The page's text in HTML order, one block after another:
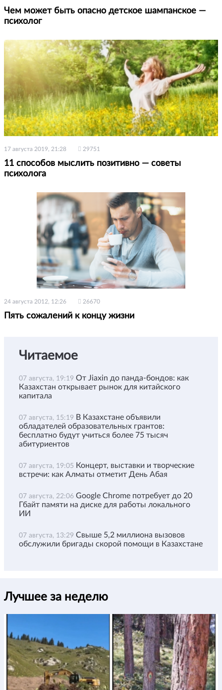
Чем может быть опасно детское шампанское —
психолог
17 августа 2019, 21:28 29751
11 способов мыслить позитивно — советы
психолога
24 августа 2012, 12:26 26670
Пять сожалений к концу жизни
Читаемое
07 августа, 19:19 От Jiaxin до панда-бондов: как
Казахстан открывает рынок для китайского
капитала
07 августа, 15:19 В Казахстане объявили
обладателей образовательных грантов:
бесплатно будут учиться более 75 тысяч
абитуриентов
07 августа, 19:05 Концерт, выставки и творческие
встречи: как Алматы отметит День Абая
07 августа, 22:06 Google Chrome потребует до 20
Гбайт памяти на диске для работы локального
ИИ
07 августа, 13:29 Свыше 5,2 миллиона вызовов
обслужили бригады скорой помощи в Казахстане
Лучшее за неделю